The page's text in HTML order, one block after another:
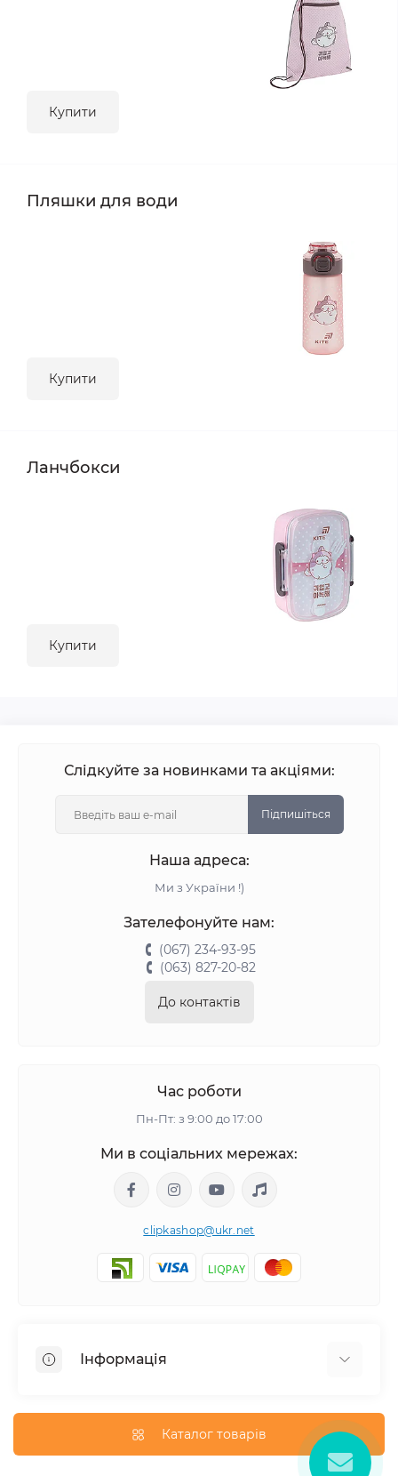
Купити
Пляшки для води
Купити
Ланчбокси
Купити
Слідкуйте за новинками та акціями:
Підпишіться
Наша адреса:
Ми з України !)
Зателефонуйте нам:
(067) 234-93-95
(063) 827-20-82
До контактів
Час роботи
Пн-Пт: з 9:00 до 17:00
Ми в соціальних мережах:
clipkashop@ukr.net
Інформація
Контакти
Каталог товарів